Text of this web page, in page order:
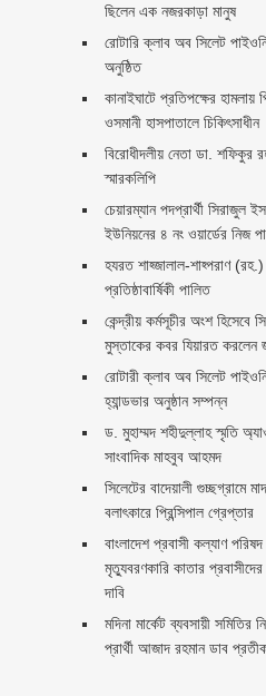
ছিলেন এক নজরকাড়া মানুষ ‎
রোটারি ক্লাব অব সিলেট
অনুষ্ঠিত
কানাইঘাটে প্রতিপক্ষের
ওসমানী হাসপাতালে চিকিৎসাধীন
বিরোধীদলীয় নেতা ডা. শফিকুর
স্মারকলিপি ‎
চেয়ারম্যান পদপ্রার্থী সিরাজুল
ইউনিয়নের ৪ নং ওয়ার্ডের নিজ
হযরত শাহ্জালাল-শাহ্পরাণ
প্রতিষ্ঠাবার্ষিকী পালিত ‎​
কেন্দ্রীয় কর্মসূচীর অংশ হিসেবে
মুস্তাকের কবর যিয়ারত করলেন
রোটারী ক্লাব অব সিলেট
হ্যান্ডভার অনুষ্ঠান সম্পন্ন
ড. মুহাম্মদ শহীদুল্লাহ স্মৃতি
সাংবাদিক মাহবুব আহমদ
সিলেটের বাদেয়ালী গুচ্ছগ্রামে
বলাৎকারে প্রিন্সিপাল গ্রেপ্তার ‎
বাংলাদেশ প্রবাসী কল্যাণ
মৃত্যুবরণকারি কাতার
দাবি
মদিনা মার্কেট ব্যবসায়ী সমিতির
প্রার্থী আজাদ রহমান ডাব